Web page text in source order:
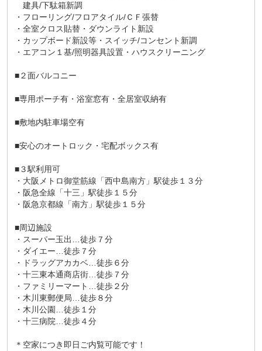
建具/下駄箱新調
・フローリング/フロアタイル/ＣＦ張替
・全室クロス貼替・ダウンライト新設
・カップボード新設等・スイッチ/コンセント新調
・エアコン１基/照明器具設置・ハウスクリーニング
■２面バルコニー
■専用ポーチ有・浴室窓有・全居室収納有
■敷地内駐車場空有
■安心のオートロック・宅配ボックス有
■３駅利用可
・大阪メトロ御堂筋線「西中島南方」駅徒歩１３分
・阪急全線「十三」駅徒歩１５分
・阪急京都線「南方」駅徒歩１５分
■周辺施設
・スーパー玉出…徒歩７分
・ダイエー…徒歩７分
・ドラッグアカカベ…徒歩６分
・十三東本通商店街…徒歩７分
・ファミリーマート…徒歩２分
・木川東郵便局…徒歩８分
・木川公園…徒歩１分
・十三病院…徒歩４分
＊空家につき即日ご内覧可能です！